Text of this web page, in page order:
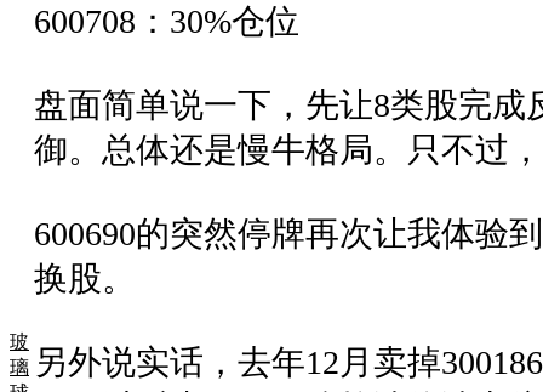
玻
璃
600708：30%仓位
盘面简单说一下，先让8类股完
御。总体还是慢牛格局。只不过
600690的突然停牌再次让我体验
换股。
另外说实话，去年12月卖掉